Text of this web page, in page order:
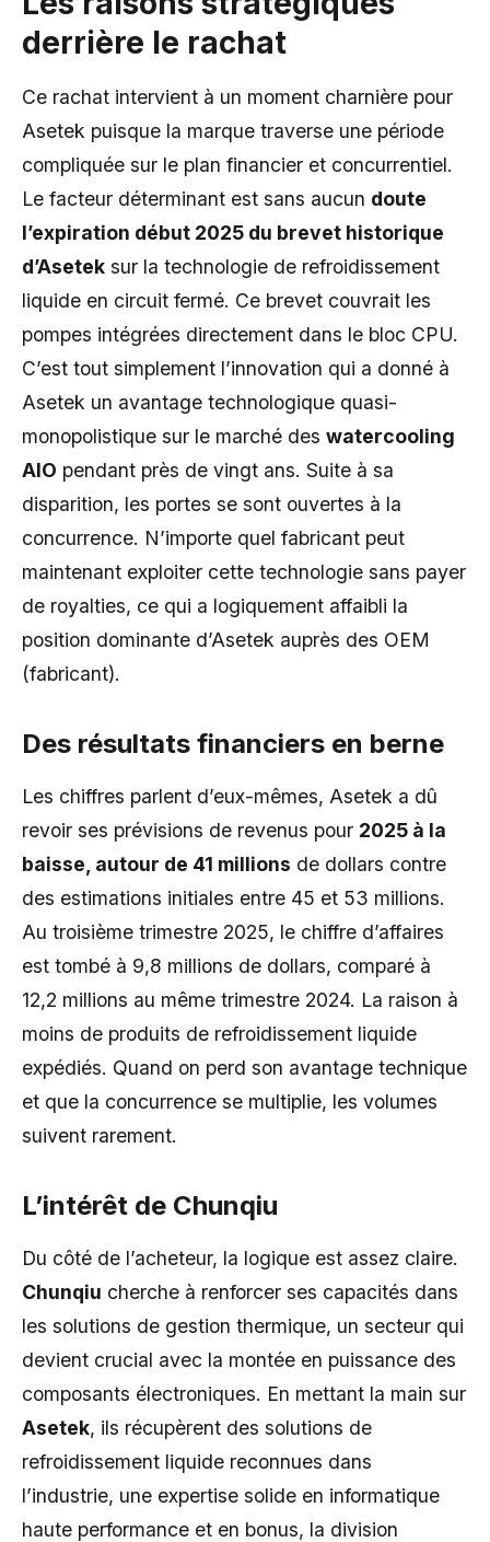
derrière le rachat
Ce rachat intervient à un moment charnière pour
Asetek puisque la marque traverse une période
compliquée sur le plan financier et concurrentiel.
Le facteur déterminant est sans aucun doute
l’expiration début 2025 du brevet historique
d’Asetek sur la technologie de refroidissement
liquide en circuit fermé. Ce brevet couvrait les
pompes intégrées directement dans le bloc CPU.
C’est tout simplement l’innovation qui a donné à
Asetek un avantage technologique quasi-
monopolistique sur le marché des watercooling
AIO pendant près de vingt ans. Suite à sa
disparition, les portes se sont ouvertes à la
concurrence. N’importe quel fabricant peut
maintenant exploiter cette technologie sans payer
de royalties, ce qui a logiquement affaibli la
position dominante d’Asetek auprès des OEM
(fabricant).
Des résultats financiers en berne
Les chiffres parlent d’eux-mêmes, Asetek a dû
revoir ses prévisions de revenus pour 2025 à la
baisse, autour de 41 millions de dollars contre
des estimations initiales entre 45 et 53 millions.
Au troisième trimestre 2025, le chiffre d’affaires
est tombé à 9,8 millions de dollars, comparé à
12,2 millions au même trimestre 2024. La raison à
moins de produits de refroidissement liquide
expédiés. Quand on perd son avantage technique
et que la concurrence se multiplie, les volumes
suivent rarement.
L’intérêt de Chunqiu
Du côté de l’acheteur, la logique est assez claire.
Chunqiu cherche à renforcer ses capacités dans
les solutions de gestion thermique, un secteur qui
devient crucial avec la montée en puissance des
composants électroniques. En mettant la main sur
Asetek, ils récupèrent des solutions de
refroidissement liquide reconnues dans
l’industrie, une expertise solide en informatique
haute performance et en bonus, la division